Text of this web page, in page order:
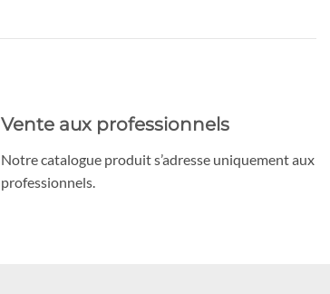
Vente aux professionnels
Notre catalogue produit s’adresse uniquement aux
professionnels.